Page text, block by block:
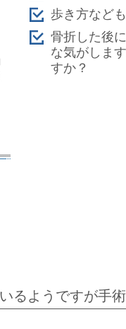
歩き方など
骨折した後
な気がしま
すか？
るようですが手